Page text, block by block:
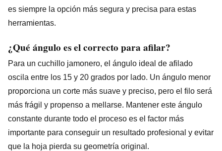
es siempre la opción más segura y precisa para estas
herramientas.
¿Qué ángulo es el correcto para afilar?
Para un cuchillo jamonero, el ángulo ideal de afilado
oscila entre los 15 y 20 grados por lado. Un ángulo menor
proporciona un corte más suave y preciso, pero el filo será
más frágil y propenso a mellarse. Mantener este ángulo
constante durante todo el proceso es el factor más
importante para conseguir un resultado profesional y evitar
que la hoja pierda su geometría original.